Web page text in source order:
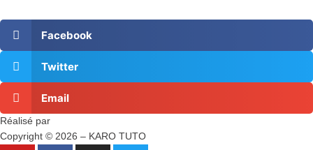
Facebook
Twitter
Email
Réalisé par
Copyright © 2026 – KARO TUTO